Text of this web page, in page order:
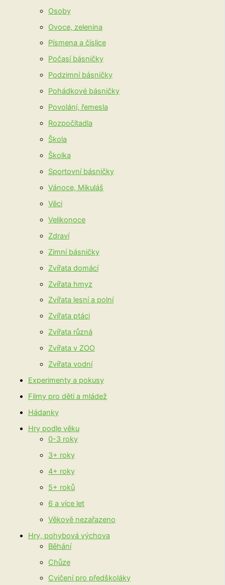
Osoby
Ovoce, zelenina
Písmena a číslice
Počasí básničky
Podzimní básničky
Pohádkové básničky
Povolání, řemesla
Rozpočítadla
Škola
Školka
Sportovní básničky
Vánoce, Mikuláš
Věci
Velikonoce
Zdraví
Zimní básničky
Zvířata domácí
Zvířata hmyz
Zvířata lesní a polní
Zvířata ptáci
Zvířata různá
Zvířata v ZOO
Zvířata vodní
Experimenty a pokusy
Filmy pro děti a mládež
Hádanky
Hry podle věku
0-3 roky
3+ roky
4+ roky
5+ roků
6 a více let
Věkově nezařazeno
Hry, pohybová výchova
Běhání
Chůze
Cvičení pro předškoláky